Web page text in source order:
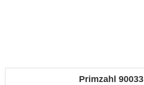
Primzahl 90033